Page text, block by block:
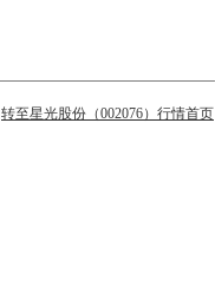
转至星光股份（002076）行情首页